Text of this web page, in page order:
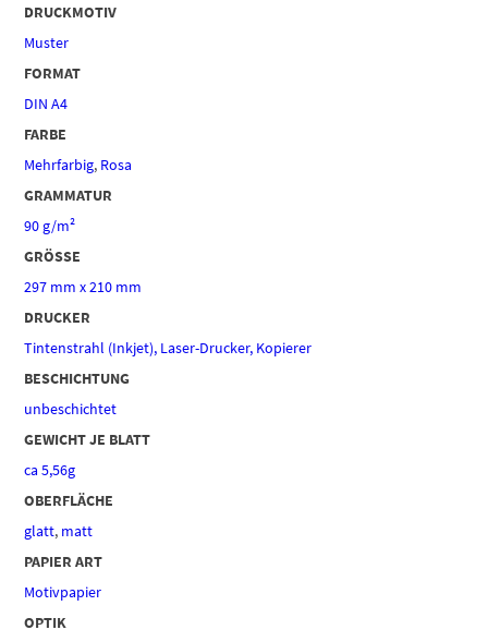
DRUCKMOTIV
Muster
FORMAT
DIN A4
FARBE
Mehrfarbig, Rosa
GRAMMATUR
90 g/m²
GRÖSSE
297 mm x 210 mm
DRUCKER
Tintenstrahl (Inkjet), Laser-Drucker, Kopierer
BESCHICHTUNG
unbeschichtet
GEWICHT JE BLATT
ca 5,56g
OBERFLÄCHE
glatt, matt
PAPIER ART
Motivpapier
OPTIK